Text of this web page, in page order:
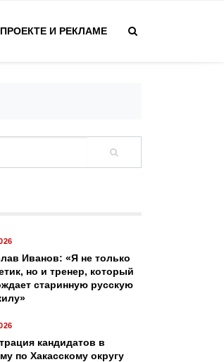
И РЕКЛАМЕ
Иванов: «Я не только
но и тренер, который
старинную русскую
кандидатов в
по Хакасскому округу